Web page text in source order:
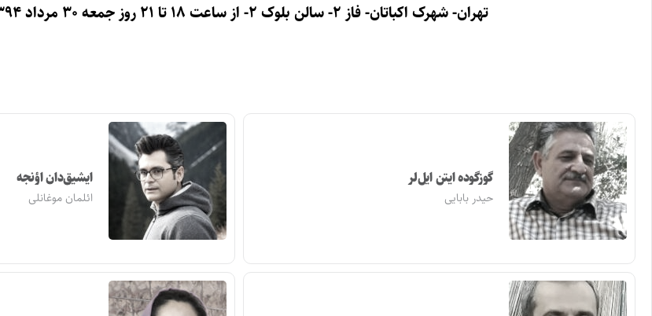
تهران- شهرک اکباتان- فاز ۲- سالن بلوک ۲- از ساعت ۱۸ تا ۲۱ روز جمعه ۳۰ مرداد ۱۳۹۴
گوزگوده ایتن ایل‌لر
حیدر بابایی
ایشیق‌دان اؤنجه
ائلمان موغانلی